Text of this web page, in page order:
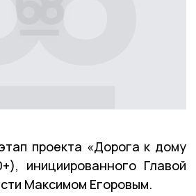
проекта «Дорога к дому
инициированного Главой
Максимом Егоровым.